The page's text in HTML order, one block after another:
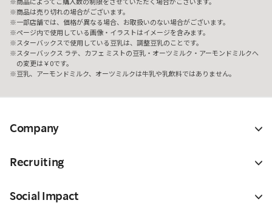
商品は売り切れの場合がございます。
一部店舗では、価格が異なる場合、お取扱いのない場合がございます。
ページ内で使用している画像・イラストはイメージを含みます。
スターバックスで使用している豆乳は、調整豆乳のことです。
スターバックス ラテ、カフェ ミストの豆乳・オーツミルク・アーモンドミルクへ
の変更は￥0です。
豆乳、アーモンドミルク、オーツミルクは牛乳や乳飲料ではありません。
Company
Recruiting
Social Impact